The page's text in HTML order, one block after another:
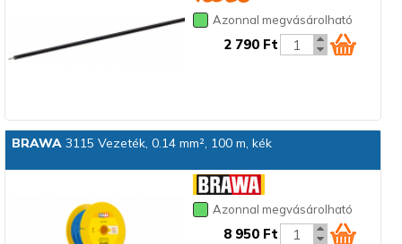
Azonnal megvásárolható
2 790 Ft
BRAWA3115 Vezeték, 0.14 mm², 100 m, kék
Azonnal megvásárolható
8 950 Ft